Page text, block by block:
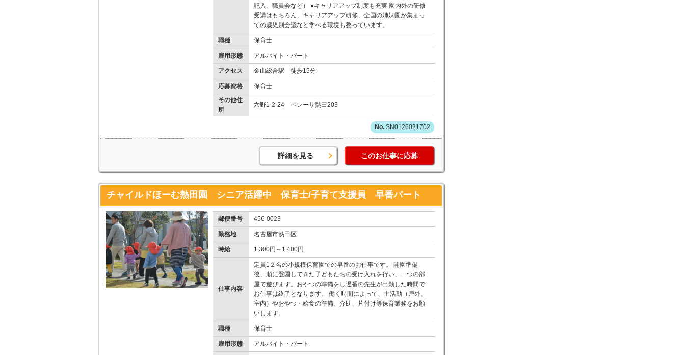
記入、職員会など） ●キャリアアップ制度も充実 園内外の研修
受講はもちろん、キャリアアップ研修、全国の姉妹園が集まっ
ての歳児別会議など学べる環境も整っています。
職種 保育士
雇用形態 アルバイト・パート
アクセス 金山総合駅 徒歩15分
応募資格
保育士
その他住
所
六野1-2-24 ベレーサ熱田203
SN0126021702
詳細を見る このお仕事に応募
チャイルドほーむ熱田園 シニア活躍中 保育士/子育て支援員 早番パート
郵便番号 456-0023
勤務地 名古屋市熱田区
時給 1,300円～1,400円
仕事内容
定員1２名の小規模保育園での早番のお仕事です。 開園準備
後、順に登園してきた子どもたちの受け入れを行い、一つの部
屋で遊びます。おやつの準備をし遅番の先生が出勤した時間で
お仕事は終了となります。 働く時間によって、主活動（戸外、
室内）やおやつ・給食の準備、介助、片付け等保育業務をお願
いします。
職種 保育士
雇用形態 アルバイト・パート